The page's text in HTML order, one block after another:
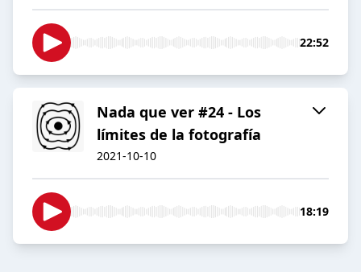
22:52
Nada que ver #24 - Los
límites de la fotografía
2021-10-10
18:19